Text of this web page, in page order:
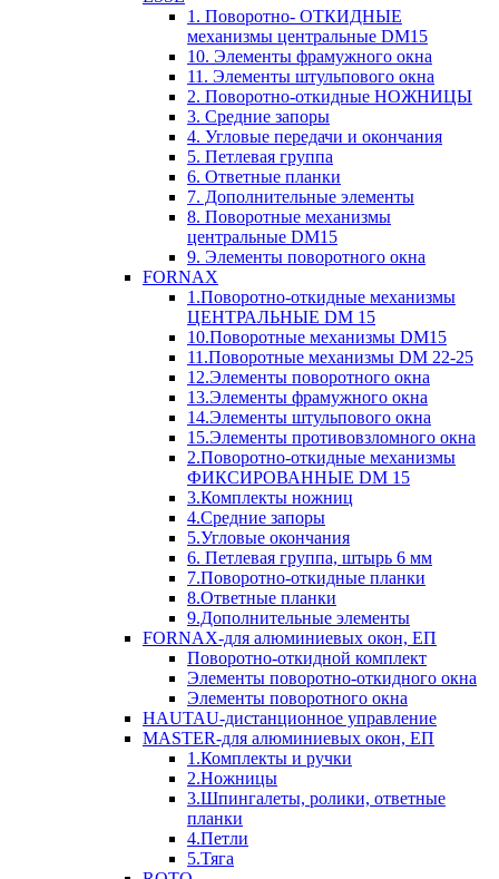
1. Поворотно- ОТКИДНЫЕ
механизмы центральные DM15
10. Элементы фрамужного окна
11. Элементы штульпового окна
2. Поворотно-откидные НОЖНИЦЫ
3. Средние запоры
4. Угловые передачи и окончания
5. Петлевая группа
6. Ответные планки
7. Дополнительные элементы
8. Поворотные механизмы
центральные DM15
9. Элементы поворотного окна
FORNAX
1.Поворотно-откидные механизмы
ЦЕНТРАЛЬНЫЕ DM 15
10.Поворотные механизмы DM15
11.Поворотные механизмы DM 22-25
12.Элементы поворотного окна
13.Элементы фрамужного окна
14.Элементы штульпового окна
15.Элементы противовзломного окна
2.Поворотно-откидные механизмы
ФИКСИРОВАННЫЕ DM 15
3.Комплекты ножниц
4.Средние запоры
5.Угловые окончания
6. Петлевая группа, штырь 6 мм
7.Поворотно-откидные планки
8.Ответные планки
9.Дополнительные элементы
FORNAX-для алюминиевых окон, ЕП
Поворотно-откидной комплект
Элементы поворотно-откидного окна
Элементы поворотного окна
HAUTAU-дистанционное управление
MASTER-для алюминиевых окон, ЕП
1.Комплекты и ручки
2.Ножницы
3.Шпингалеты, ролики, ответные
планки
4.Петли
5.Тяга